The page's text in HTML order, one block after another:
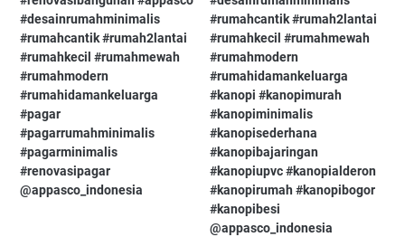
#desainrumahminimalis⁠
#rumahcantik⁠ #rumah2lantai⁠
#rumahkecil⁠ #rumahmewah⁠
#rumahmodern⁠
#rumahidamankeluarga⁠
#pagar⁠
#pagarrumahminimalis⁠
#pagarminimalis⁠
#renovasipagar⁠
@appasco_indonesia
#rumahcantik⁠ #rumah2lantai⁠
#rumahkecil⁠ #rumahmewah⁠
#rumahmodern⁠
#rumahidamankeluarga⁠
#kanopi⁠ #kanopimurah⁠
#kanopiminimalis⁠
#kanopisederhana⁠
#kanopibajaringan⁠
#kanopiupvc⁠ #kanopialderon⁠
#kanopirumah⁠ #kanopibogor⁠
#kanopibesi⁠
@appasco_indonesia